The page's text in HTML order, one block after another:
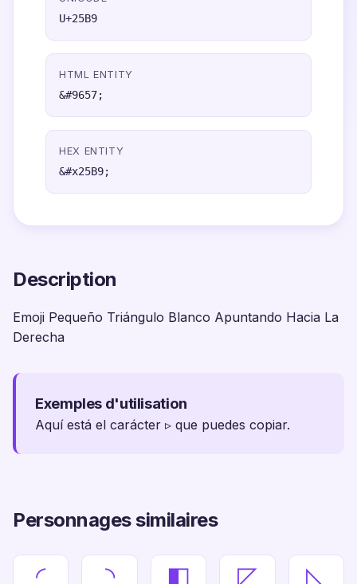
U+25B9
HTML ENTITY
&#9657;
HEX ENTITY
&#x25B9;
Description
Emoji Pequeño Triángulo Blanco Apuntando Hacia La
Derecha
Exemples d'utilisation
Aquí está el carácter ▹ que puedes copiar.
Personnages similaires
◜ ◝ ◧ ◸ ◺